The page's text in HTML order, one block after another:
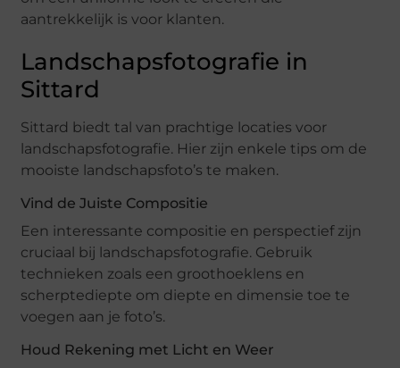
aantrekkelijk is voor klanten.
Landschapsfotografie in
Sittard
Sittard biedt tal van prachtige locaties voor
landschapsfotografie. Hier zijn enkele tips om de
mooiste landschapsfoto’s te maken.
Vind de Juiste Compositie
Een interessante compositie en perspectief zijn
cruciaal bij landschapsfotografie. Gebruik
technieken zoals een groothoeklens en
scherptediepte om diepte en dimensie toe te
voegen aan je foto’s.
Houd Rekening met Licht en Weer